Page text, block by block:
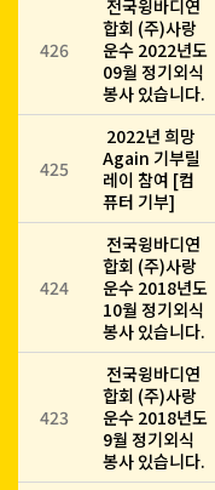
426
전국윙바디연
합회 (주)사랑
운수 2022년도
09월 정기외식
봉사 있습니다.
425
2022년 희망
Again 기부릴
레이 참여 [컴
퓨터 기부]
424
전국윙바디연
합회 (주)사랑
운수 2018년도
10월 정기외식
봉사 있습니다.
423
전국윙바디연
합회 (주)사랑
운수 2018년도
9월 정기외식
봉사 있습니다.